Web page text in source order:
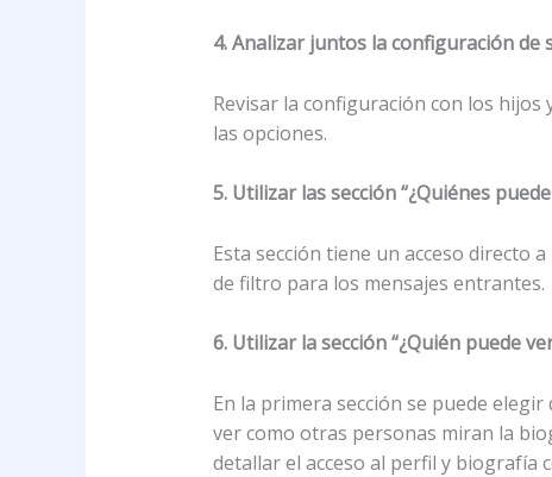
4. Analizar juntos la configuración de
Revisar la configuración con los hijos
las opciones.
5. Utilizar las sección “¿Quiénes
Esta sección tiene un acceso directo
de filtro para los mensajes entrantes.
6. Utilizar la sección “¿Quién puede
En la primera sección se puede
ver como otras personas miran la
detallar el acceso al perfil y biografía